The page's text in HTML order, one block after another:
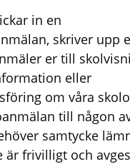
in en
skriver upp
er till
eller
om våra
till någon
samtycke
är frivilligt och